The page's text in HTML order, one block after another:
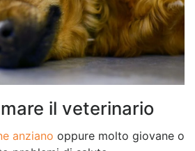
il veterinario
anziano oppure molto giovane o